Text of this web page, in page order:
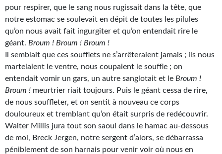
Le prix des lecteurs
GOODIES
Goodies Gotland
Tirages d’art Une Heure-Lumière
PLUS
À paraître
Revue de presse
pour respirer, que le sang nous rugissait dans la tête, que
notre estomac se soulevait en dépit de toutes les pilules
qu’on nous avait fait ingurgiter et qu’on entendait rire le
géant. Broum ! Broum ! Broum !
Il semblait que ces soufflets ne s’arrêteraient jamais ; ils nous
martelaient le ventre, nous coupaient le souffle ; on
entendait vomir un gars, un autre sanglotait et le Broum !
Broum ! meurtrier riait toujours. Puis le géant cessa de rire,
de nous souffleter, et on sentit à nouveau ce corps
douloureux et tremblant qu’on était surpris de redécouvrir.
Walter Millis jura tout son saoul dans le hamac au-dessous
de moi, Breck Jergen, notre sergent d’alors, se débarrassa
péniblement de son harnais pour venir voir où nous en